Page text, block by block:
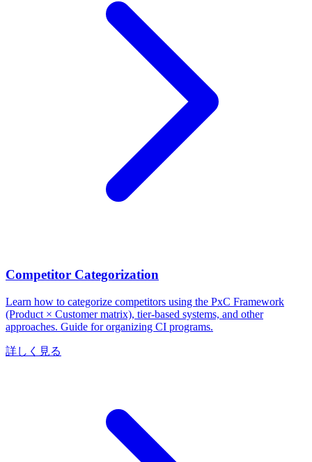
Competitor Categorization
Learn how to categorize competitors using the PxC Framework
(Product × Customer matrix), tier-based systems, and other
approaches. Guide for organizing CI programs.
詳しく見る